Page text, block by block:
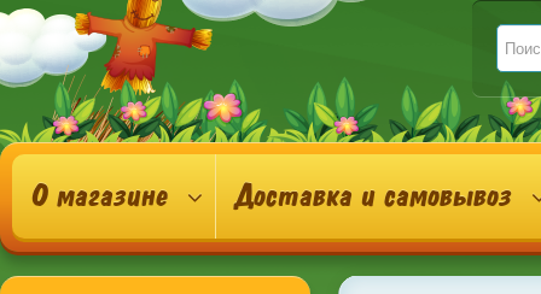
О магазине Доставка и самовывоз